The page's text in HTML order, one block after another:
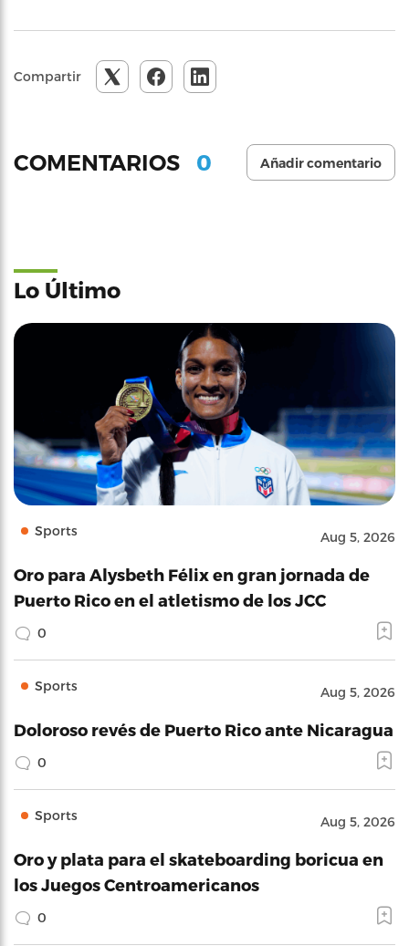
Compartir
COMENTARIOS 0 Añadir comentario
Lo Último
Sports Aug 5, 2026
Oro para Alysbeth Félix en gran jornada de
Puerto Rico en el atletismo de los JCC
0
Sports Aug 5, 2026
Doloroso revés de Puerto Rico ante Nicaragua
0
Sports Aug 5, 2026
Oro y plata para el skateboarding boricua en
los Juegos Centroamericanos
0